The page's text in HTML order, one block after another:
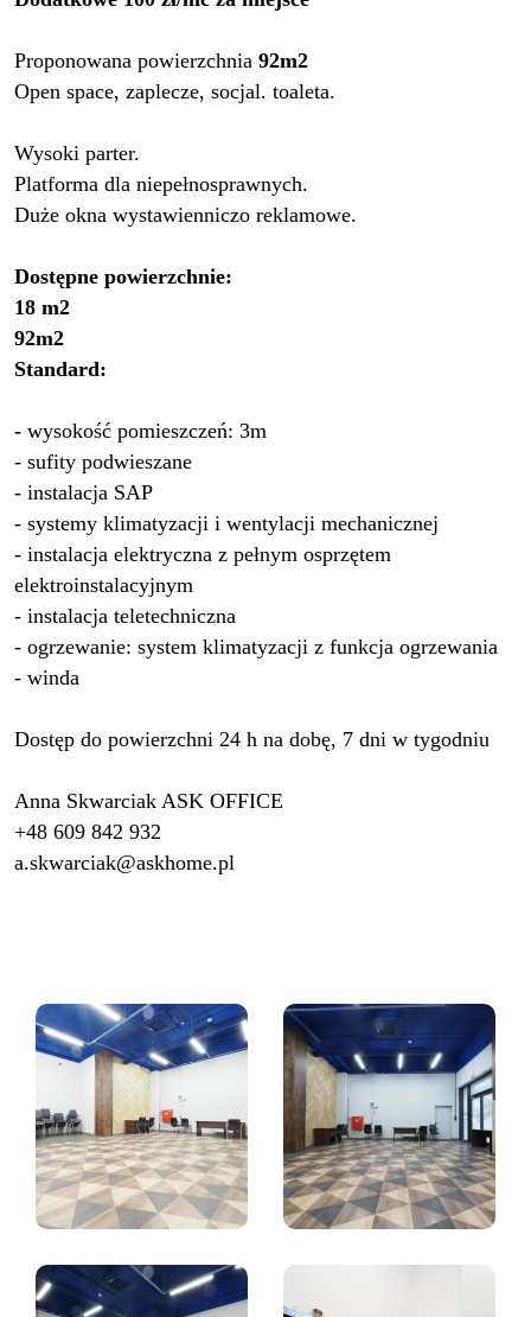
Proponowana powierzchnia 92m2
Open space, zaplecze, socjal. toaleta.
Wysoki parter.
Platforma dla niepełnosprawnych.
Duże okna wystawienniczo reklamowe.
Dostępne powierzchnie:
18 m2
92m2
Standard:
- wysokość pomieszczeń: 3m
- sufity podwieszane
- instalacja SAP
- systemy klimatyzacji i wentylacji mechanicznej
- instalacja elektryczna z pełnym osprzętem
elektroinstalacyjnym
- instalacja teletechniczna
- ogrzewanie: system klimatyzacji z funkcja ogrzewania
- winda
Dostęp do powierzchni 24 h na dobę, 7 dni w tygodniu
Anna Skwarciak ASK OFFICE
+48 609 842 932
a.skwarciak@askhome.pl